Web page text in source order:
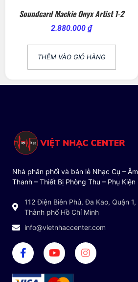
Soundcard Mackie Onyx Artist 1-2
2.880.000₫
THÊM VÀO GIỎ HÀNG
Nhà phân phối và bán lẻ Nhạc Cụ – Âm
Thanh – Thiết Bị Phòng Thu – Phụ Kiện
112 Điện Biên Phủ, Đa Kao, Quận 1,
Thành phố Hồ Chí Minh
info@vietnhaccenter.com